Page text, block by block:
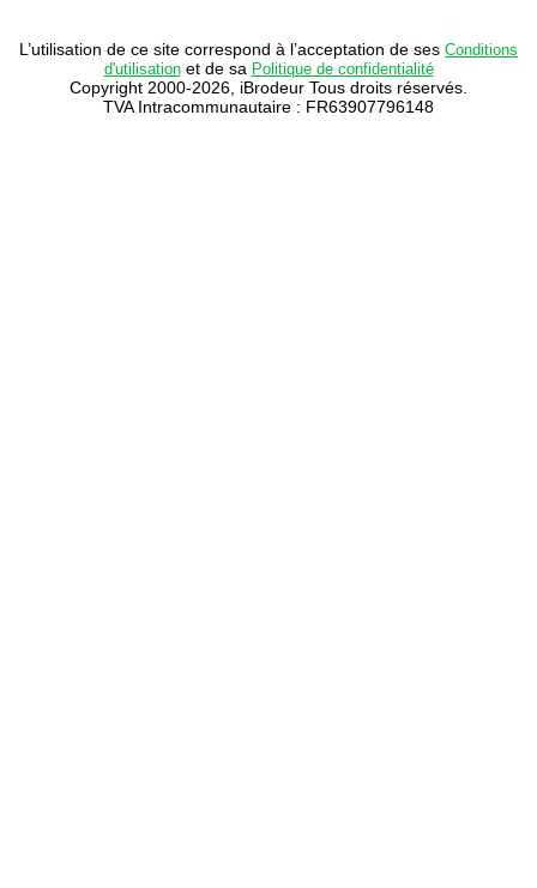
L’utilisation de ce site correspond à l’acceptation de ses Conditions
d'utilisationet de sa Politique de confidentialité
Copyright 2000-2026, iBrodeur Tous droits réservés.
TVA Intracommunautaire : FR63907796148